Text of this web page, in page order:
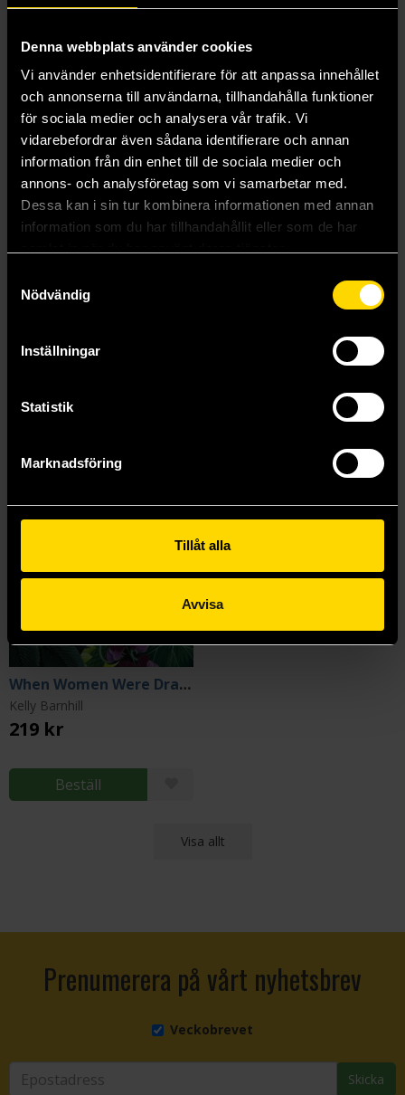
Denna webbplats använder cookies
Vi använder enhetsidentifierare för att anpassa innehållet
och annonserna till användarna, tillhandahålla funktioner
för sociala medier och analysera vår trafik. Vi
vidarebefordrar även sådana identifierare och annan
information från din enhet till de sociala medier och
annons- och analysföretag som vi samarbetar med.
Dessa kan i sin tur kombinera informationen med annan
information som du har tillhandahållit eller som de har
Nödvändig
Inställningar
Statistik
Marknadsföring
Tillåt alla
Avvisa
Nevermoor: The Trials of Morrigan Crow
Jessica Townsend
139 kr
Beställ
The Killing Moon
N K Jemisin
179 kr
When Women Were Dragons
Kelly Barnhill
219 kr
Beställ
Visa allt
Prenumerera på vårt nyhetsbrev
Veckobrevet
Skicka